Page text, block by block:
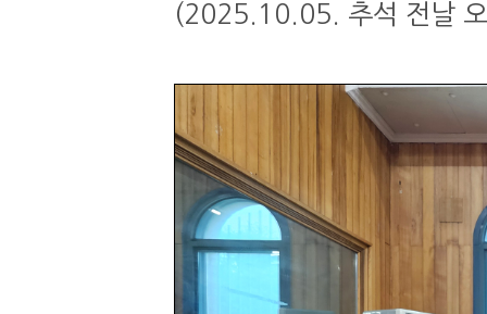
(2025.10.05. 추석 전날